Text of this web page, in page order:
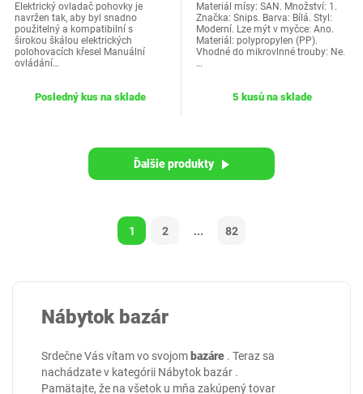
Elektrický ovladač pohovky je
navržen tak, aby byl snadno
použitelný a kompatibilní s
širokou škálou elektrických
polohovacích křesel Manuální
ovládání…
Posledný kus na sklade
Materiál mísy: SAN. Množství: 1.
Značka: Snips. Barva: Bílá. Styl:
Moderní. Lze mýt v myčce: Ano.
Materiál: polypropylen (PP).
Vhodné do mikrovlnné trouby: Ne.
…
5 kusů na sklade
Ďalšie produkty
1 2 ... 82
Nábytok bazár
Srdečne Vás vítam vo svojom bazáre . Teraz sa
nachádzate v kategórii Nábytok bazár .
Pamätajte, že na všetok u mňa zakúpený tovar